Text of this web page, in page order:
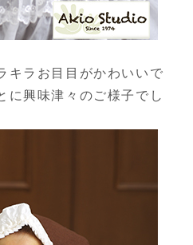
キラお目目がかわいいで
に興味津々のご様子でし